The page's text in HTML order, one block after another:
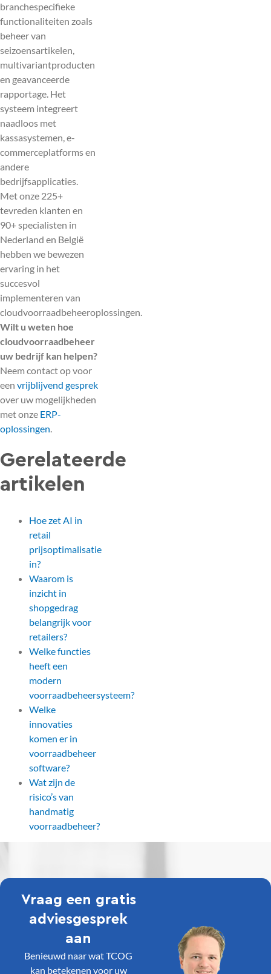
branchespecifieke
functionaliteiten zoals
beheer van
seizoensartikelen,
multivariantproducten
en geavanceerde
rapportage. Het
systeem integreert
naadloos met
kassasystemen, e-
commerceplatforms en
andere
bedrijfsapplicaties.
Met onze 225+
tevreden klanten en
90+ specialisten in
Nederland en België
hebben we bewezen
ervaring in het
succesvol
implementeren van
cloudvoorraadbeheeroplossingen.
Wilt u weten hoe
cloudvoorraadbeheer
uw bedrijf kan helpen?
Neem contact op voor
een vrijblijvend gesprek
over uw mogelijkheden
met onze ERP-
oplossingen.
Gerelateerde
artikelen
Hoe zet AI in
retail
prijsoptimalisatie
in?
Waarom is
inzicht in
shopgedrag
belangrijk voor
retailers?
Welke functies
heeft een
modern
voorraadbeheersysteem?
Welke
innovaties
komen er in
voorraadbeheer
software?
Wat zijn de
risico’s van
handmatig
voorraadbeheer?
Vraag een gratis
adviesgesprek
aan
Benieuwd naar wat TCOG
kan betekenen voor uw